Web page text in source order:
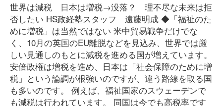
世界は減税 日本は増税→没落？ 理不尽な未来は拒
否したい HS政経塾スタッフ 遠藤明成 ◆「福祉のた
めに増税」は当然ではない 米中貿易戦争だけでな
く、10月の英国のEU離脱などを見込み、世界では厳
しい見通しのもとに減税を進める国が増えています。
安倍政権は増税を進め、日本は「社会保障のために増
税」という論調が根強いのですが、違う路線を取る国
も多いのです。 例えば、福祉国家のスウェーデンで
も減税は行われています。 同国は今でも高税率です